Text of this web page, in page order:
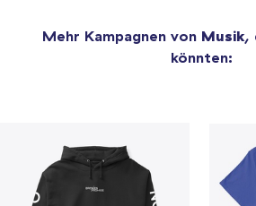
Mehr Kampagnen von Musik,
könnten: